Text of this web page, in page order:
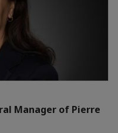
Manager of Pierre